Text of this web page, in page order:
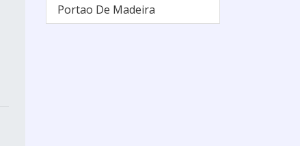
Portao De Madeira